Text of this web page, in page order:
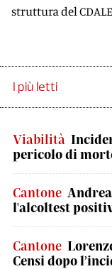
struttura del
I più letti
Viabilità
pericolo di
Cantone
l'alcoltest
Cantone
Censi dopo